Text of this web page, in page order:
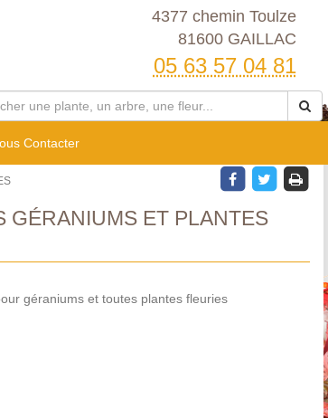
4377 chemin Toulze
81600 GAILLAC
05 63 57 04 81
Contacter
GÉRANIUMS ET PLANTES
géraniums et toutes plantes fleuries